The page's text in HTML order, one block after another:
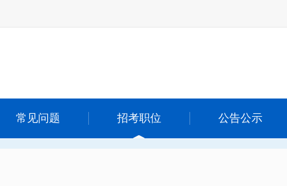
常见问题 招考职位 公告公示